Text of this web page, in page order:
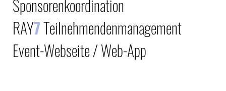
Sponsorenkoordination
RAY7Teilnehmendenmanagement
Event-Webseite / Web-App